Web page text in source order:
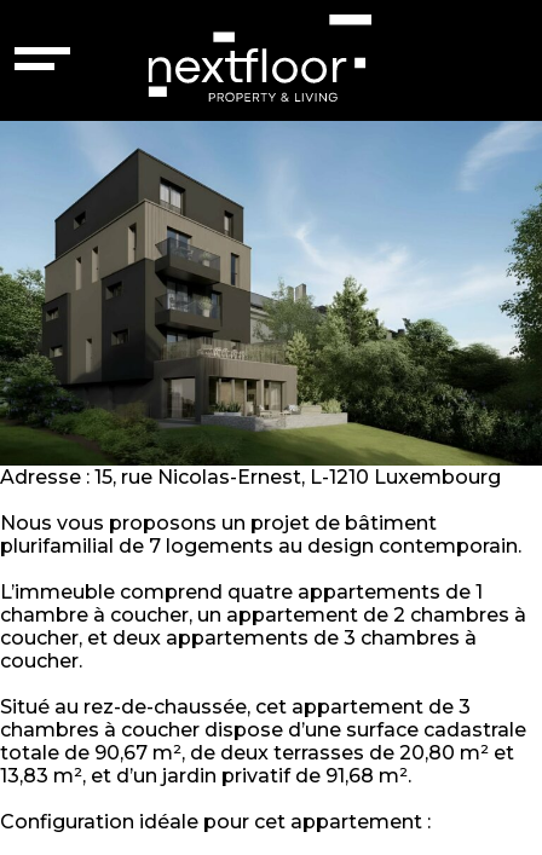
Luxembourg
Luxembourg – 84270507
Adresse : 15, rue Nicolas-Ernest, L-1210 Luxembourg
Nous vous proposons un projet de bâtiment
plurifamilial de 7 logements au design contemporain.
L’immeuble comprend quatre appartements de 1
chambre à coucher, un appartement de 2 chambres à
coucher, et deux appartements de 3 chambres à
coucher.
Situé au rez-de-chaussée, cet appartement de 3
chambres à coucher dispose d’une surface cadastrale
totale de 90,67 m², de deux terrasses de 20,80 m² et
13,83 m², et d’un jardin privatif de 91,68 m².
Configuration idéale pour cet appartement :